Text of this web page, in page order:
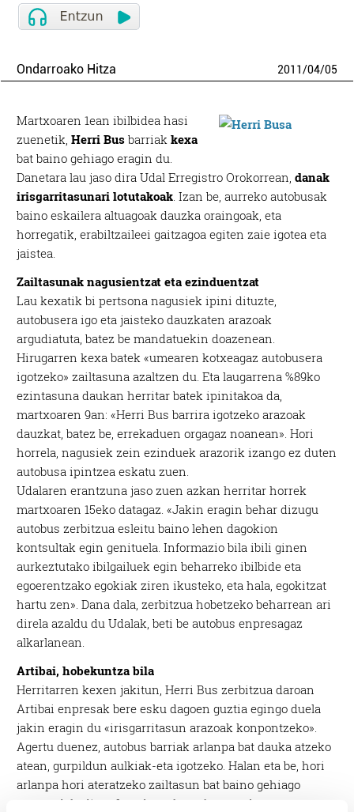
Ondarroako Hitza 2011/04/05
Martxoaren 1ean ibilbidea hasi
zuenetik, Herri Busbarriakkexa
bat baino gehiago eragin du.
Danetara lau jaso dira Udal Erregistro Orokorrean,danak
irisgarritasunari lotutakoak. Izan be, aurreko autobusak
baino eskailera altuagoak dauzka oraingoak, eta
horregatik, erabiltzaileei gaitzagoa egiten zaie igotea eta
jaistea.
Zailtasunak nagusientzat eta ezinduentzat
Lau kexatik bi pertsona nagusiek ipini dituzte,
autobusera igo eta jaisteko dauzkaten arazoak
argudiatuta, batez be mandatuekin doazenean.
Hirugarren kexa batek «umearen kotxeagaz autobusera
igotzeko» zailtasuna azaltzen du. Eta laugarrena %89ko
ezintasuna daukan herritar batek ipinitakoa da,
martxoaren 9an: «Herri Bus barrira igotzeko arazoak
dauzkat, batez be, errekaduen orgagaz noanean». Hori
horrela, nagusiek zein ezinduek arazorik izango ez duten
autobusa ipintzea eskatu zuen.
Udalaren erantzuna jaso zuen azkan herritar horrek
martxoaren 15eko datagaz. «Jakin eragin behar dizugu
autobus zerbitzua esleitu baino lehen dagokion
kontsultak egin genituela. Informazio bila ibili ginen
aurkeztutako ibilgailuek egin beharreko ibilbide eta
egoerentzako egokiak ziren ikusteko, eta hala, egokitzat
hartu zen». Dana dala, zerbitzua hobetzeko beharrean ari
direla azaldu du Udalak, beti be autobus enpresagaz
alkarlanean.
Artibai, hobekuntza bila
Herritarren kexen jakitun, Herri Bus zerbitzua daroan
Artibai enpresak bere esku dagoen guztia egingo duela
jakin eragin du «irisgarritasun arazoak konpontzeko».
Agertu duenez, autobus barriak arlanpa bat dauka atzeko
atean, gurpildun aulkiak-eta igotzeko. Halan eta be, hori
arlanpa hori ateratzeko zailtasun bat baino gehiago
egoten dela diote. Izan be, arlanpak metro bat eta metro